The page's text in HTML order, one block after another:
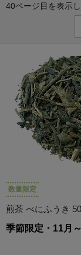
40ページ目を表示
数量限定
煎茶 べにふうき
季節限定・11月